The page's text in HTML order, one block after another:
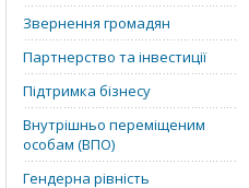
Звернення громадян
Партнерство та інвестиції
Підтримка бізнесу
Внутрішньо переміщеним
особам (ВПО)
Гендерна рівність